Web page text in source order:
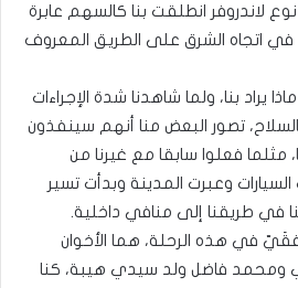
لاندروفر انطلقت بنا كالسهم عابرة
في اتجاه الشرق على الطريق المعروف
يراد بنا، ولما شاهدنا شدة الإجراءات
تصور البعض منا أنهم سينفذون
فعلوا سابقا مع غيرنا من
وعبرت المدينة وبدأت تسير
في طريقنا إلى منافي داخلية.
في هذه الرحلة، هما الأخوان
ومحمد فاضل ولد سيدي هيبة، كنا